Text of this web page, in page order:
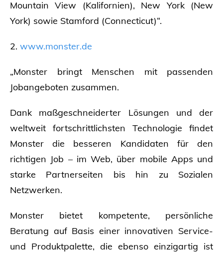
Mountain View (Kalifornien), New York (New
York) sowie Stamford (Connecticut)“.
2. www.monster.de
„Monster bringt Menschen mit passenden
Jobangeboten zusammen.
Dank maßgeschneiderter Lösungen und der
weltweit fortschrittlichsten Technologie findet
Monster die besseren Kandidaten für den
richtigen Job – im Web, über mobile Apps und
starke Partnerseiten bis hin zu Sozialen
Netzwerken.
Monster bietet kompetente, persönliche
Beratung auf Basis einer innovativen Service-
und Produktpalette, die ebenso einzigartig ist